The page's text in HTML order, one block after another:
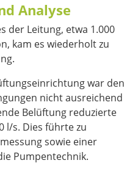
Analyse
der Leitung, etwa 1.000
kam es wiederholt zu
war den
nicht ausreichend
Belüftung reduzierte
l/s. Dies führte zu
sowie einer
Pumpentechnik.